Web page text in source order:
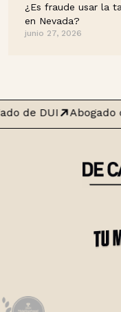
¿Es fraude usar la
en Nevada?
junio 27, 2026
de DUI Abogado